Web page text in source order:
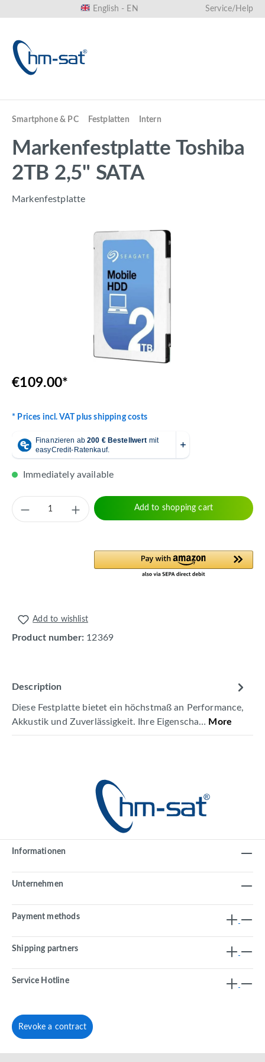
English - EN Service/Help
Smartphone & PC Festplatten Intern
Markenfestplatte Toshiba
2TB 2,5" SATA
Markenfestplatte
€109.00*
* Prices incl. VAT plus shipping costs
Immediately available
Product Quantity: Enter the desired
Add to shopping cart
Add to wishlist
Product number: 12369
Description
Diese Festplatte bietet ein höchstmaß an Performance,
Akkustik und Zuverlässigkeit. Ihre Eigenscha… More
Informationen
Unternehmen
Payment methods
Shipping partners
Service Hotline
Revoke a contract